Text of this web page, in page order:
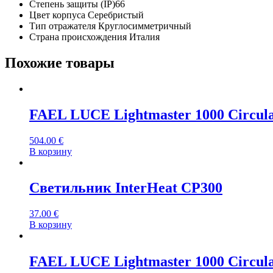
Степень защиты (IP)66
Цвет корпуса Серебристый
Тип отражателя Круглосимметричный
Страна происхождения Италия
Похожие товары
FAEL LUCE Lightmaster 1000
504.00 €
В корзину
Светильник InterHeat CP300
37.00 €
В корзину
FAEL LUCE Lightmaster 1000